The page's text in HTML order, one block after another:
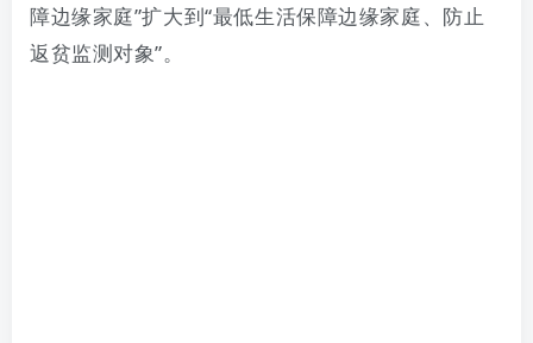
障边缘家庭”扩大到“最低生活保障边缘家庭、防止
返贫监测对象”。